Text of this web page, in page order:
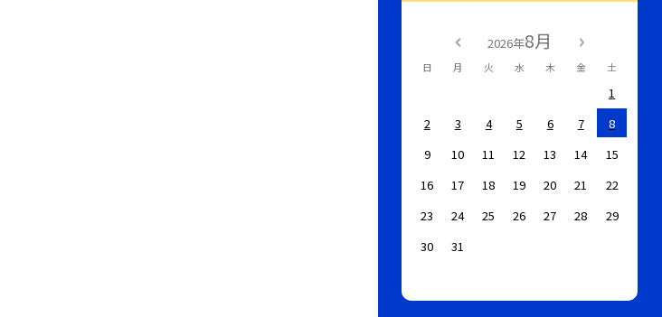
2026年8月
日 月 火 水 木 金 土
1
2
3 4 5 6 7
8
9
10 11 12 13 14
15
16
17 18 19 20 21
22
23
24 25 26 27 28
29
30
31